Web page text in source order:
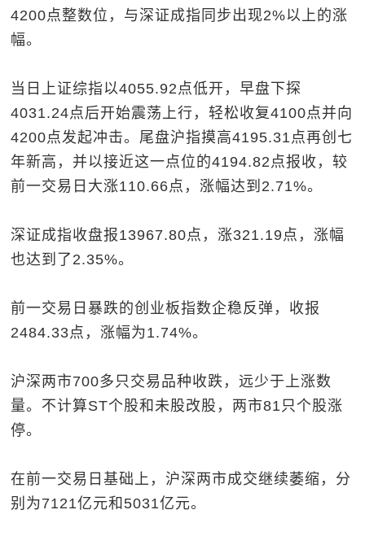
4200点整数位，与深证成指同步出现2%以上的涨
幅。
当日上证综指以4055.92点低开，早盘下探
4031.24点后开始震荡上行，轻松收复4100点并向
4200点发起冲击。尾盘沪指摸高4195.31点再创七
年新高，并以接近这一点位的4194.82点报收，较
前一交易日大涨110.66点，涨幅达到2.71%。
深证成指收盘报13967.80点，涨321.19点，涨幅
也达到了2.35%。
前一交易日暴跌的创业板指数企稳反弹，收报
2484.33点，涨幅为1.74%。
沪深两市700多只交易品种收跌，远少于上涨数
量。不计算ST个股和未股改股，两市81只个股涨
停。
在前一交易日基础上，沪深两市成交继续萎缩，分
别为7121亿元和5031亿元。